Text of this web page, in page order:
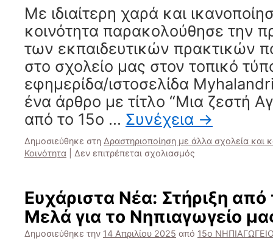
Λαζάρου
Με ιδιαίτερη χαρά και
κοινότητα παρακολούθησε την
των εκπαιδευτικών πρακτικών
στο σχολείο μας στον τοπικό
εφημερίδα/ιστοσελίδα
ένα άρθρο με τίτλο “Μια ζεστή
από το 15ο … Συνέχεια →
Δημοσιεύθηκε στη Δραστηριοποίηση με άλλα σχολεία και
Κοινότητα
Δεν επιτρέπεται σχολιασμός
Σχολείου
μας
“Ταξιδεύει”
στον
Ευχάριστα Νέα: Στήριξη από
Μελά για το Νηπιαγωγείο
Δημοσιεύθηκε την 14 Απριλίου 2025 από 15ο